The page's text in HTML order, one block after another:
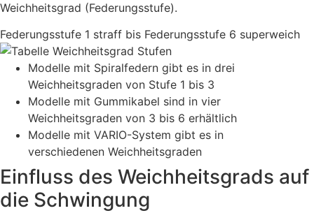
Weichheitsgrad (Federungsstufe).
Federungsstufe 1 straff bis Federungsstufe 6 superweich
Modelle mit Spiralfedern gibt es in drei
Weichheitsgraden von Stufe 1 bis 3
Modelle mit Gummikabel sind in vier
Weichheitsgraden von 3 bis 6 erhältlich
Modelle mit VARIO-System gibt es in
verschiedenen Weichheitsgraden
Einfluss des Weichheitsgrads auf
die Schwingung